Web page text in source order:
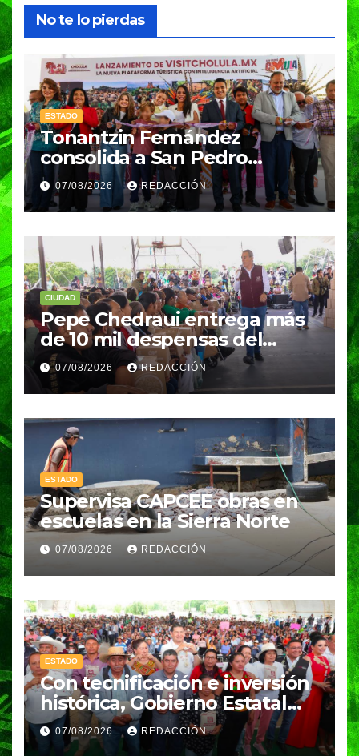
No te lo pierdas
ESTADO
Tonantzin Fernández
consolida a San Pedro
Cholula como referente en
turismo inteligente
07/08/2026 REDACCIÓN
CIUDAD
Pepe Chedraui entrega más
de 10 mil despensas del
programa “Alimentación
Imparable” en la Laguna de
Chapulco
07/08/2026 REDACCIÓN
ESTADO
Supervisa CAPCEE obras en
escuelas en la Sierra Norte
07/08/2026 REDACCIÓN
ESTADO
Con tecnificación e inversión
histórica, Gobierno Estatal
impulsa la revolución del
campo
07/08/2026 REDACCIÓN